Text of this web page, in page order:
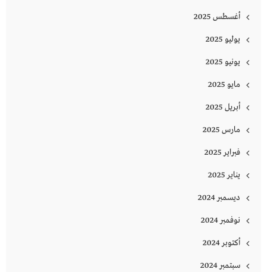
أغسطس 2025
يوليو 2025
يونيو 2025
مايو 2025
أبريل 2025
مارس 2025
فبراير 2025
يناير 2025
ديسمبر 2024
نوفمبر 2024
أكتوبر 2024
سبتمبر 2024